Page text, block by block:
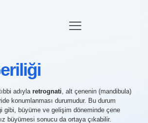
adıyla retrognati, alt çenenin (mandibula)
konumlanması durumudur. Bu durum
gibi, büyüme ve gelişim döneminde çene
büyümesi sonucu da ortaya çıkabilir.